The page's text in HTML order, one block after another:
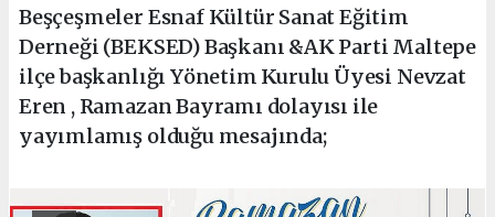
Beşçeşmeler Esnaf Kültür Sanat Eğitim
Derneği (BEKSED) Başkanı &AK Parti Maltepe
ilçe başkanlığı Yönetim Kurulu Üyesi Nevzat
Eren , Ramazan Bayramı dolayısı ile
yayımlamış olduğu mesajında;